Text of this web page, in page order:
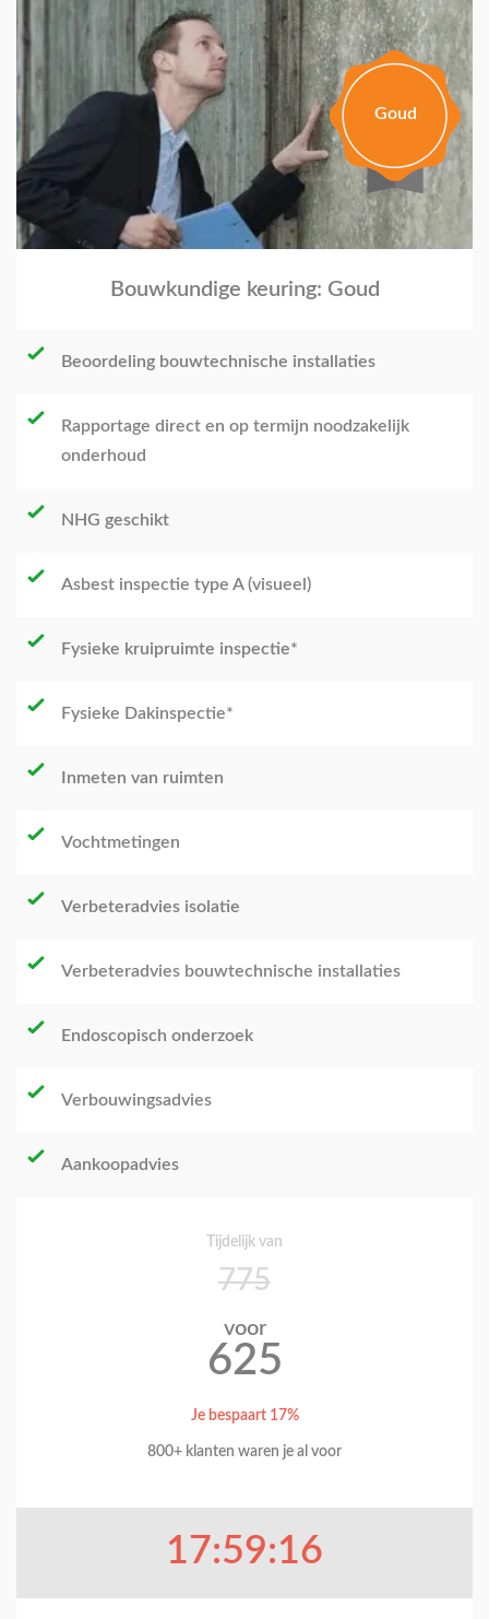
Goud
Bouwkundige keuring: Goud
Beoordeling bouwtechnische installaties
Rapportage direct en op termijn noodzakelijk
onderhoud
NHG geschikt
Asbest inspectie type A (visueel)
Fysieke kruipruimte inspectie*
Fysieke Dakinspectie*
Inmeten van ruimten
Vochtmetingen
Verbeteradvies isolatie
Verbeteradvies bouwtechnische installaties
Endoscopisch onderzoek
Verbouwingsadvies
Aankoopadvies
Tijdelijk van
775
voor
625
Je bespaart 17%
800+ klanten waren je al voor
17:59:15